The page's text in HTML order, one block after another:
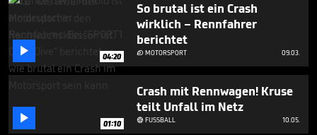
 04:20
So brutal ist ein Crash
wirklich – Rennfahrer
berichtet
MOTORSPORT 09.03.
 01:10
Crash mit Rennwagen! Kruse
teilt Unfall im Netz
FUSSBALL 10.05.